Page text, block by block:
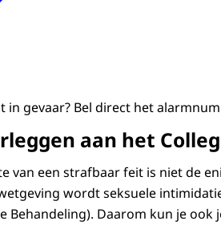
in gevaar? Bel direct het
aan het
van een strafbaar feit is niet de
wordt seksuele
Behandeling). Daarom kun je